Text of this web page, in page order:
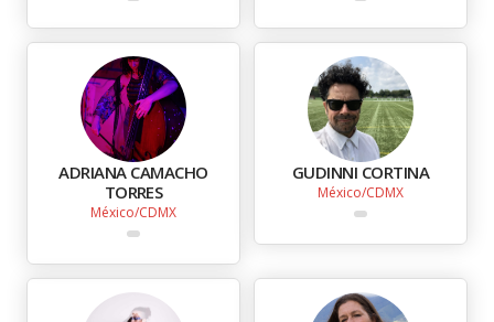
ADRIANA CAMACHO
TORRES
México CDMX
GUDINNI CORTINA
México CDMX